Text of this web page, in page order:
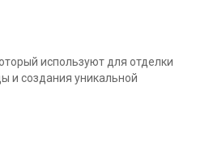
используют для отделки
и создания уникальной